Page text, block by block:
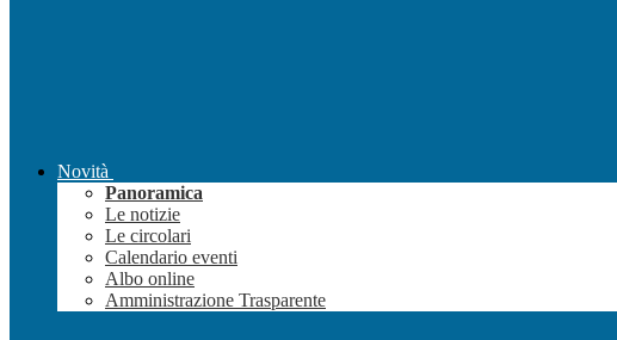
Novità
Panoramica
Le notizie
Le circolari
Calendario eventi
Albo online
Amministrazione Trasparente